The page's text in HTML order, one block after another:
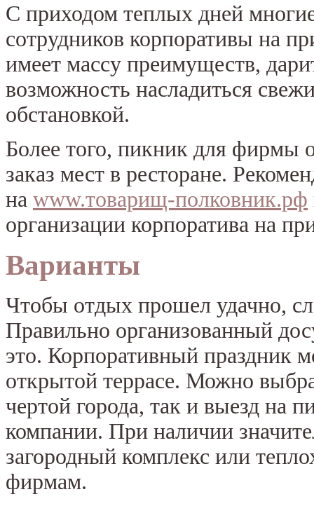
С приходом теплых дней
сотрудников корпоративы на
имеет массу преимуществ,
возможность насладиться
обстановкой.
Более того, пикник для фирмы
заказ мест в ресторане.
на www.товарищ-полковник.рф
организации корпоратива на
Варианты
Чтобы отдых прошел удачно,
Правильно организованный
это. Корпоративный праздник
открытой террасе. Можно
чертой города, так и выезд на
компании. При наличии
загородный комплекс или
фирмам.